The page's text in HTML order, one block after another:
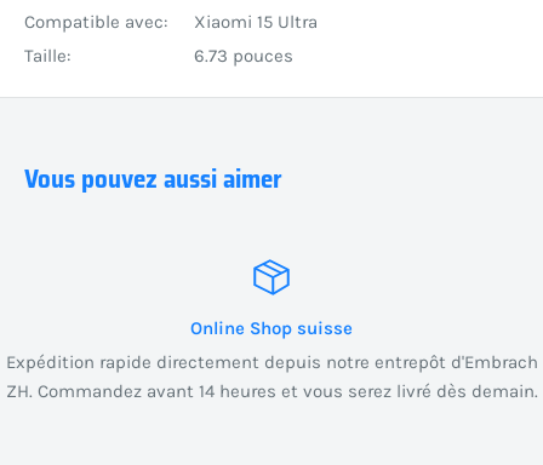
Compatible avec:
Xiaomi 15 Ultra
Taille:
6.73 pouces
Vous pouvez aussi aimer
Online Shop suisse
Expédition rapide directement depuis notre entrepôt d'Embrach
ZH. Commandez avant 14 heures et vous serez livré dès demain.